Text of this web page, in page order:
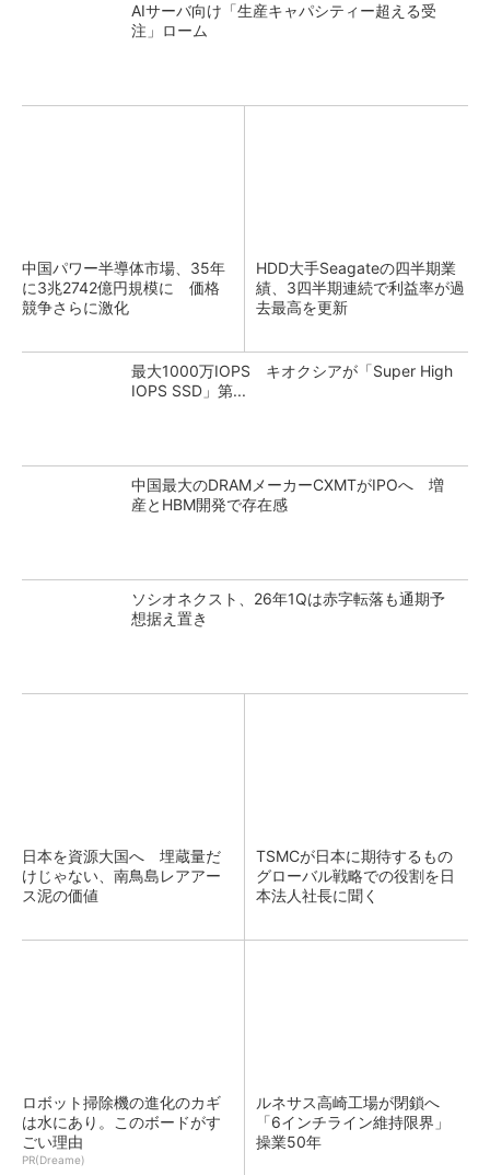
AIサーバ向け「生産キャパシティー超える受
注」ローム
中国パワー半導体市場、35年
に3兆2742億円規模に 価格
競争さらに激化
HDD大手Seagateの四半期業
績、3四半期連続で利益率が過
去最高を更新
最大1000万IOPS キオクシアが「Super High
IOPS SSD」第...
中国最大のDRAMメーカーCXMTがIPOへ 増
産とHBM開発で存在感
ソシオネクスト、26年1Qは赤字転落も通期予
想据え置き
日本を資源大国へ 埋蔵量だ
けじゃない、南鳥島レアアー
ス泥の価値
TSMCが日本に期待するもの
グローバル戦略での役割を日
本法人社長に聞く
ロボット掃除機の進化のカギ
は水にあり。このボードがす
ごい理由
PR(Dreame)
ルネサス高崎工場が閉鎖へ
「6インチライン維持限界」
操業50年